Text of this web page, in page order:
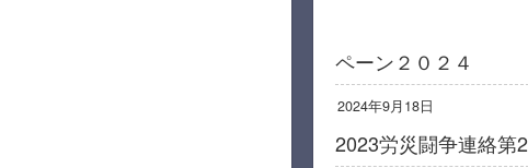
秋の
ペーン２０２４
2024年9月18日
2023労災闘争連絡第